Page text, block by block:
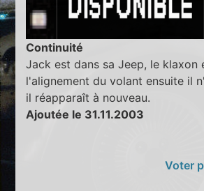
Continuité
Jack est dans sa Jeep, le klaxon
l'alignement du volant ensuite il
il réapparaît à nouveau.
Ajoutée le 31.11.2003
Voter